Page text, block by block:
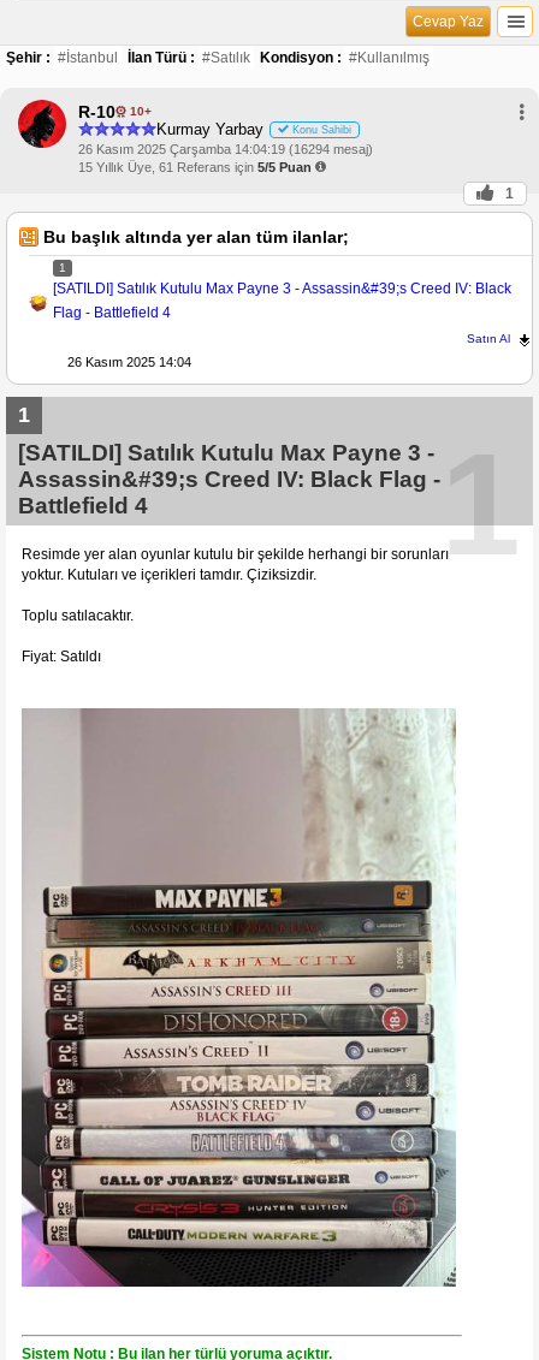
Cevap Yaz
Şehir : #İstanbul İlan Türü : #Satılık Kondisyon : #Kullanılmış
R-10 10+
Kurmay Yarbay Konu Sahibi
26 Kasım 2025 Çarşamba 14:04:19 (16294 mesaj)
15 Yıllık Üye, 61 Referans için 5/5 Puan
1
Bu başlık altında yer alan tüm ilanlar;
1
[SATILDI] Satılık Kutulu Max Payne 3 - Assassin&#39;s Creed IV: Black
Flag - Battlefield 4
Satın Al
26 Kasım 2025 14:04
1
1
[SATILDI] Satılık Kutulu Max Payne 3 -
Assassin&#39;s Creed IV: Black Flag -
Battlefield 4
Resimde yer alan oyunlar kutulu bir şekilde herhangi bir sorunları
yoktur. Kutuları ve içerikleri tamdır. Çiziksizdir.
Toplu satılacaktır.
Fiyat: Satıldı
Sistem Notu : Bu ilan her türlü yoruma açıktır.